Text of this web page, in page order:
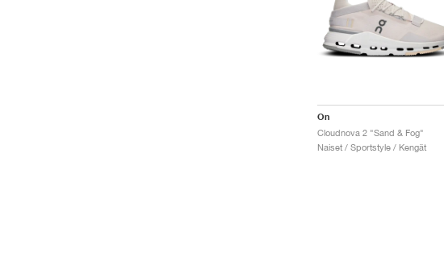
On
Cloudnova 2 "Sand & Fog"
Naiset / Sportstyle / Kengät